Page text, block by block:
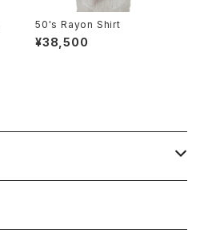
50's Rayon Shirt
¥38,500